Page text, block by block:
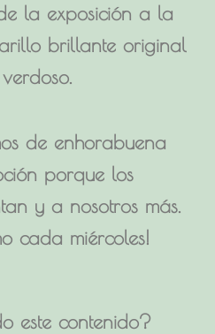
la exposición a la
brillante original
de enhorabuena
porque los
y a nosotros más.
cada miércoles!
este contenido?